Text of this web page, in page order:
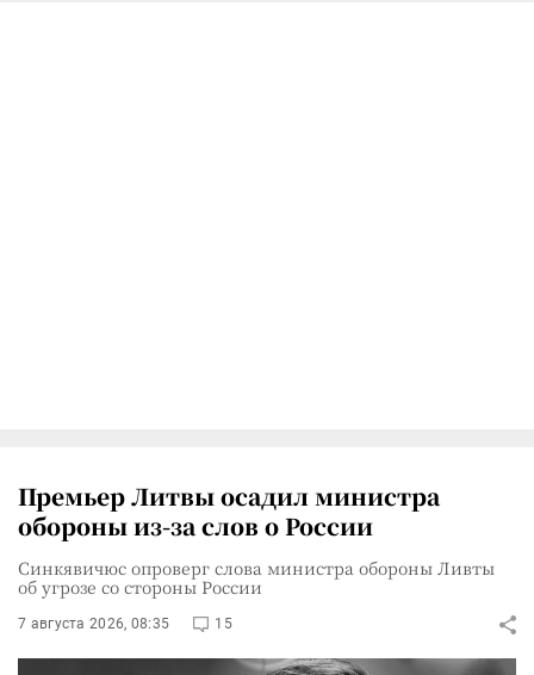
Премьер Литвы осадил министра
обороны из-за слов о России
Синкявичюс опроверг слова министра обороны Ливты
об угрозе со стороны России
7 августа 2026, 08:35 15